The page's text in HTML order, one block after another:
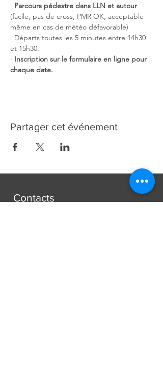
· Parcours pédestre dans LLN et autour
(facile, pas de cross, PMR OK, acceptable
même en cas de météo défavorable)
· Départs toutes les 5 minutes entre 14h30
et 15h30.
· Inscription sur le formulaire en ligne pour
chaque date.
Partager cet événement
Contacts